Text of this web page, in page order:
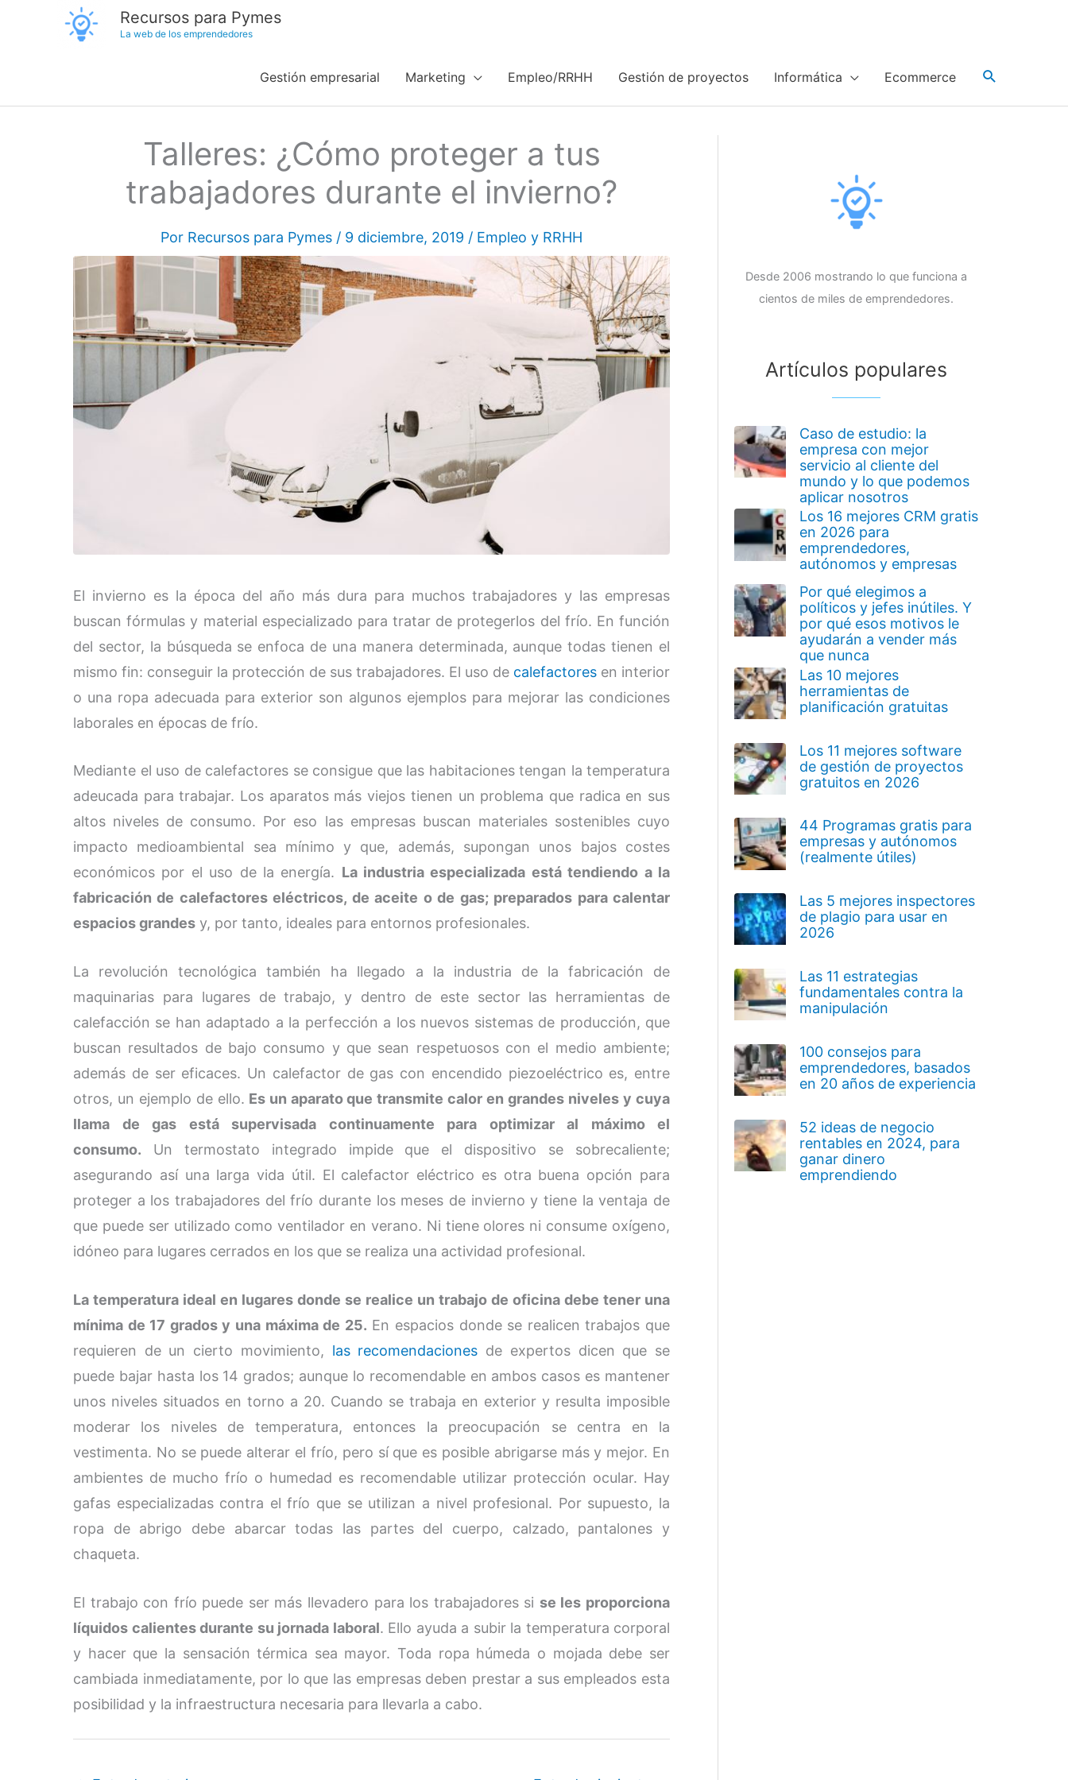
Recursos para Pymes
La web de los emprendedores
Gestión empresarial Marketing Empleo/RRHH Gestión de proyectos Informática Ecommerce
Talleres: ¿Cómo proteger a tus
trabajadores durante el invierno?
Por Recursos para Pymes / 9 diciembre, 2019 / Empleo y RRHH
El invierno es la época del año más dura para muchos trabajadores y las empresas
buscan fórmulas y material especializado para tratar de protegerlos del frío. En función
del sector, la búsqueda se enfoca de una manera determinada, aunque todas tienen el
mismo fin: conseguir la protección de sus trabajadores. El uso de calefactores en interior
o una ropa adecuada para exterior son algunos ejemplos para mejorar las condiciones
laborales en épocas de frío.
Mediante el uso de calefactores se consigue que las habitaciones tengan la temperatura
adeucada para trabajar. Los aparatos más viejos tienen un problema que radica en sus
altos niveles de consumo. Por eso las empresas buscan materiales sostenibles cuyo
impacto medioambiental sea mínimo y que, además, supongan unos bajos costes
económicos por el uso de la energía. La industria especializada está tendiendo a la
fabricación de calefactores eléctricos, de aceite o de gas; preparados para calentar
espacios grandes y, por tanto, ideales para entornos profesionales.
La revolución tecnológica también ha llegado a la industria de la fabricación de
maquinarias para lugares de trabajo, y dentro de este sector las herramientas de
calefacción se han adaptado a la perfección a los nuevos sistemas de producción, que
buscan resultados de bajo consumo y que sean respetuosos con el medio ambiente;
además de ser eficaces. Un calefactor de gas con encendido piezoeléctrico es, entre
otros, un ejemplo de ello. Es un aparato que transmite calor en grandes niveles y cuya
llama de gas está supervisada continuamente para optimizar al máximo el
consumo. Un termostato integrado impide que el dispositivo se sobrecaliente;
asegurando así una larga vida útil. El calefactor eléctrico es otra buena opción para
proteger a los trabajadores del frío durante los meses de invierno y tiene la ventaja de
que puede ser utilizado como ventilador en verano. Ni tiene olores ni consume oxígeno,
idóneo para lugares cerrados en los que se realiza una actividad profesional.
La temperatura ideal en lugares donde se realice un trabajo de oficina debe tener una
mínima de 17 grados y una máxima de 25. En espacios donde se realicen trabajos que
requieren de un cierto movimiento, las recomendaciones de expertos dicen que se
puede bajar hasta los 14 grados; aunque lo recomendable en ambos casos es mantener
unos niveles situados en torno a 20. Cuando se trabaja en exterior y resulta imposible
moderar los niveles de temperatura, entonces la preocupación se centra en la
vestimenta. No se puede alterar el frío, pero sí que es posible abrigarse más y mejor. En
ambientes de mucho frío o humedad es recomendable utilizar protección ocular. Hay
gafas especializadas contra el frío que se utilizan a nivel profesional. Por supuesto, la
ropa de abrigo debe abarcar todas las partes del cuerpo, calzado, pantalones y
chaqueta.
El trabajo con frío puede ser más llevadero para los trabajadores si se les proporciona
líquidos calientes durante su jornada laboral. Ello ayuda a subir la temperatura corporal
y hacer que la sensación térmica sea mayor. Toda ropa húmeda o mojada debe ser
cambiada inmediatamente, por lo que las empresas deben prestar a sus empleados esta
posibilidad y la infraestructura necesaria para llevarla a cabo.
Desde 2006 mostrando lo que funciona a
cientos de miles de emprendedores.
Artículos populares
Caso de estudio: la
empresa con mejor
servicio al cliente del
mundo y lo que podemos
aplicar nosotros
Los 16 mejores CRM gratis
en 2026 para
emprendedores,
autónomos y empresas
Por qué elegimos a
políticos y jefes inútiles. Y
por qué esos motivos le
ayudarán a vender más
que nunca
Las 10 mejores
herramientas de
planificación gratuitas
Los 11 mejores software
de gestión de proyectos
gratuitos en 2026
44 Programas gratis para
empresas y autónomos
(realmente útiles)
Las 5 mejores inspectores
de plagio para usar en
2026
Las 11 estrategias
fundamentales contra la
manipulación
100 consejos para
emprendedores, basados
en 20 años de experiencia
52 ideas de negocio
rentables en 2024, para
ganar dinero
emprendiendo